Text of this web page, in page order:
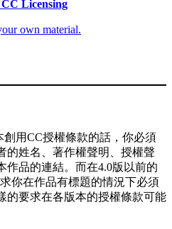
Licensing
own material.
用CC授權條款的話，你必須
的姓名、著作權聲明、授權聲
作品的連結。而在4.0版以前的
你在作品有標題的情況下必須
的要求在各版本的授權條款可能